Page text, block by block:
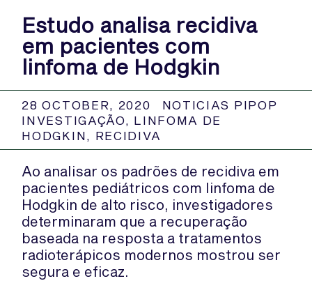
Estudo analisa recidiva
em pacientes com
linfoma de Hodgkin
28 OCTOBER, 2020
NOTICIAS PIPOP
INVESTIGAÇÃO, LINFOMA DE
HODGKIN, RECIDIVA
Ao analisar os padrões de recidiva em
pacientes pediátricos com linfoma de
Hodgkin de alto risco, investigadores
determinaram que a recuperação
baseada na resposta a tratamentos
radioterápicos modernos mostrou ser
segura e eficaz.